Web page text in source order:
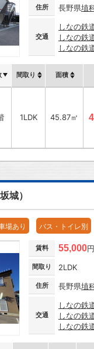
住所 長野県埴
交通
しなの鉄
しなの鉄
しなの鉄
間取り 面積
1LDK 45.87㎡
城）
場あり バス・トイレ別
賃料 55,000円
間取り 2LDK
住所 長野県埴
交通
しなの鉄
しなの鉄
しなの鉄